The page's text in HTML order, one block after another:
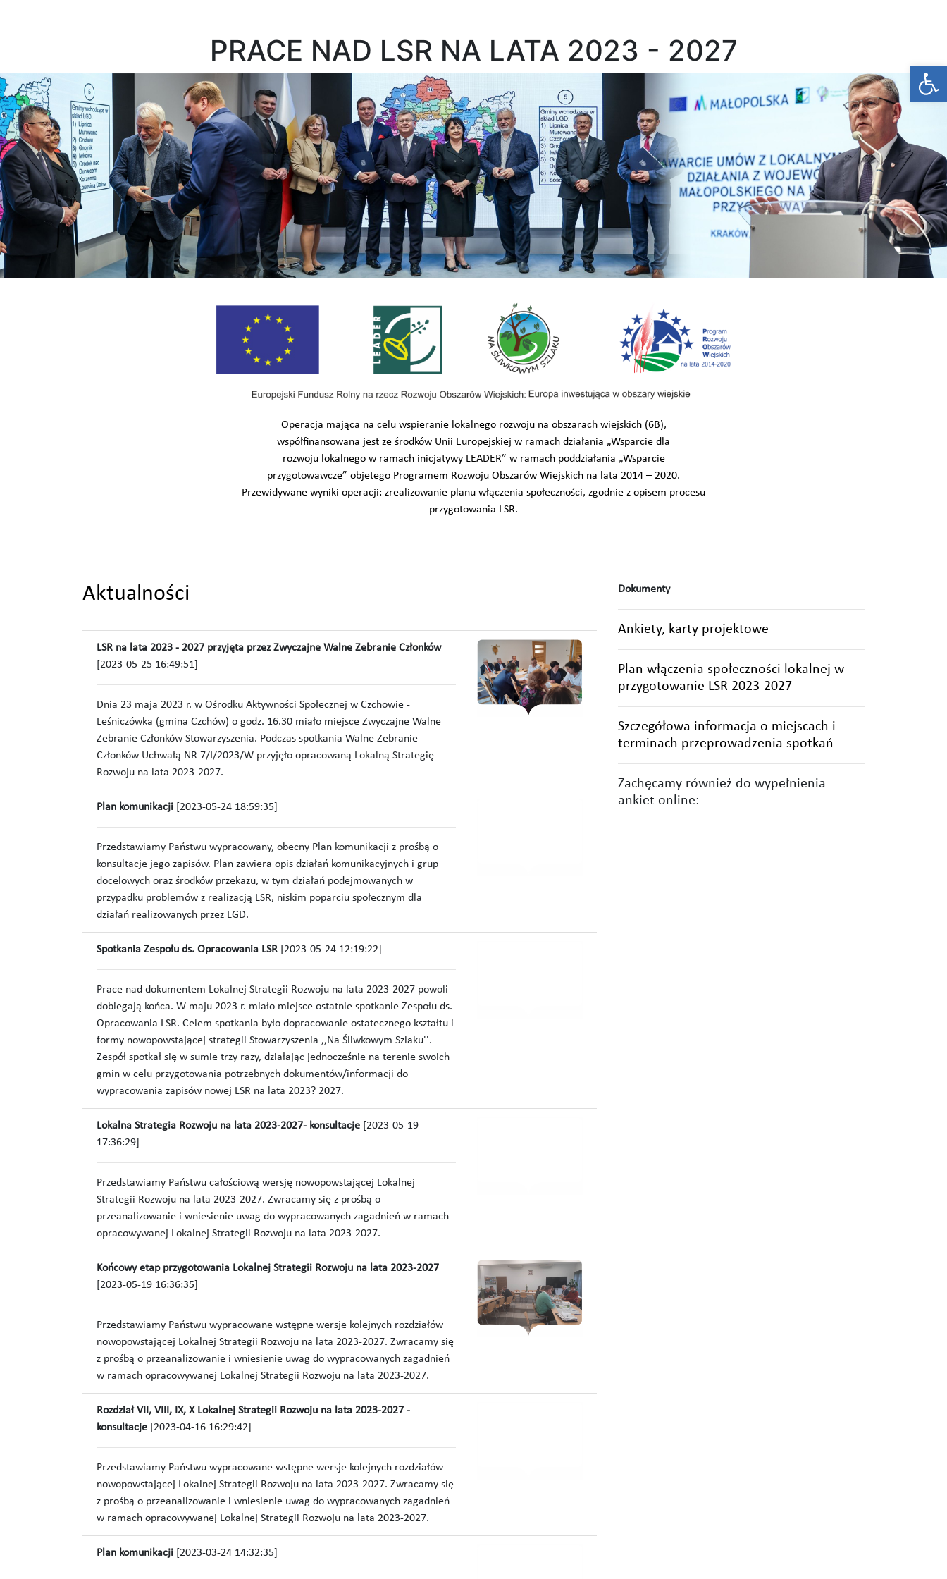
PRACE NAD LSR NA LATA 2023 - 2027
Operacja mająca na celu wspieranie lokalnego rozwoju na obszarach wiejskich (6B),
współfinansowana jest ze środków Unii Europejskiej w ramach działania „Wsparcie dla
rozwoju lokalnego w ramach inicjatywy LEADER” w ramach poddziałania „Wsparcie
przygotowawcze” objetego Programem Rozwoju Obszarów Wiejskich na lata 2014 – 2020.
Przewidywane wyniki operacji: zrealizowanie planu włączenia społeczności, zgodnie z opisem procesu
przygotowania LSR.
Aktualności
LSR na lata 2023 - 2027 przyjęta przez Zwyczajne Walne Zebranie Członków
[2023-05-25 16:49:51]
Dnia 23 maja 2023 r. w Ośrodku Aktywności Społecznej w Czchowie -
Leśniczówka (gmina Czchów) o godz. 16.30 miało miejsce Zwyczajne Walne
Zebranie Członków Stowarzyszenia. Podczas spotkania Walne Zebranie
Członków Uchwałą NR 7/I/2023/W przyjęło opracowaną Lokalną Strategię
Rozwoju na lata 2023-2027.
Plan komunikacji [2023-05-24 18:59:35]
Przedstawiamy Państwu wypracowany, obecny Plan komunikacji z prośbą o
konsultacje jego zapisów. Plan zawiera opis działań komunikacyjnych i grup
docelowych oraz środków przekazu, w tym działań podejmowanych w
przypadku problemów z realizacją LSR, niskim poparciu społecznym dla
działań realizowanych przez LGD.
Spotkania Zespołu ds. Opracowania LSR [2023-05-24 12:19:22]
Prace nad dokumentem Lokalnej Strategii Rozwoju na lata 2023-2027 powoli
dobiegają końca. W maju 2023 r. miało miejsce ostatnie spotkanie Zespołu ds.
Opracowania LSR. Celem spotkania było dopracowanie ostatecznego kształtu i
formy nowopowstającej strategii Stowarzyszenia ,,Na Śliwkowym Szlaku''.
Zespół spotkał się w sumie trzy razy, działając jednocześnie na terenie swoich
gmin w celu przygotowania potrzebnych dokumentów/informacji do
wypracowania zapisów nowej LSR na lata 2023? 2027.
Lokalna Strategia Rozwoju na lata 2023-2027- konsultacje
[2023-05-19
17:36:29]
Przedstawiamy Państwu całościową wersję nowopowstającej Lokalnej
Strategii Rozwoju na lata 2023-2027. Zwracamy się z prośbą o
przeanalizowanie i wniesienie uwag do wypracowanych zagadnień w ramach
opracowywanej Lokalnej Strategii Rozwoju na lata 2023-2027.
Końcowy etap przygotowania Lokalnej Strategii Rozwoju na lata 2023-2027
[2023-05-19 16:36:35]
Przedstawiamy Państwu wypracowane wstępne wersje kolejnych rozdziałów
nowopowstającej Lokalnej Strategii Rozwoju na lata 2023-2027. Zwracamy się
z prośbą o przeanalizowanie i wniesienie uwag do wypracowanych zagadnień
w ramach opracowywanej Lokalnej Strategii Rozwoju na lata 2023-2027.
Rozdział VII, VIII, IX, X Lokalnej Strategii Rozwoju na lata 2023-2027 -
konsultacje [2023-04-16 16:29:42]
Przedstawiamy Państwu wypracowane wstępne wersje kolejnych rozdziałów
nowopowstającej Lokalnej Strategii Rozwoju na lata 2023-2027. Zwracamy się
z prośbą o przeanalizowanie i wniesienie uwag do wypracowanych zagadnień
w ramach opracowywanej Lokalnej Strategii Rozwoju na lata 2023-2027.
Plan komunikacji [2023-03-24 14:32:35]
Dokumenty
Ankiety, karty projektowe
Plan włączenia społeczności lokalnej w
przygotowanie LSR 2023-2027
Szczegółowa informacja o miejscach i
terminach przeprowadzenia spotkań
Zachęcamy również do wypełnienia
ankiet online: